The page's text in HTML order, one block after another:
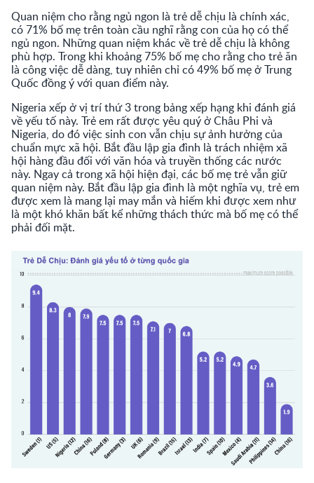
Quan niệm cho rằng ngủ ngon là trẻ dễ chịu là chính xác,
có 71% bố mẹ trên toàn cầu nghĩ rằng con của họ có thể
ngủ ngon. Những quan niệm khác về trẻ dễ chịu là không
phù hợp. Trong khi khoảng 75% bố mẹ cho rằng cho trẻ ăn
là công việc dễ dàng, tuy nhiên chỉ có 49% bố mẹ ở Trung
Quốc đồng ý với quan điểm này.
Nigeria xếp ở vị trí thứ 3 trong bảng xếp hạng khi đánh giá
về yếu tố này. Trẻ em rất được yêu quý ở Châu Phi và
Nigeria, do đó việc sinh con vẫn chịu sự ảnh hưởng của
chuẩn mực xã hội. Bắt đầu lập gia đình là trách nhiệm xã
hội hàng đầu đối với văn hóa và truyền thống các nước
này. Ngay cả trong xã hội hiện đại, các bố mẹ trẻ vẫn giữ
quan niệm này. Bắt đầu lập gia đình là một nghĩa vụ, trẻ em
được xem là mang lại may mắn và hiếm khi được xem như
là một khó khăn bất kể những thách thức mà bố mẹ có thể
phải đối mặt.